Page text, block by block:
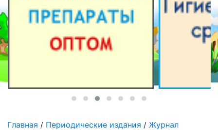
Главная / Периодические издания / Журнал